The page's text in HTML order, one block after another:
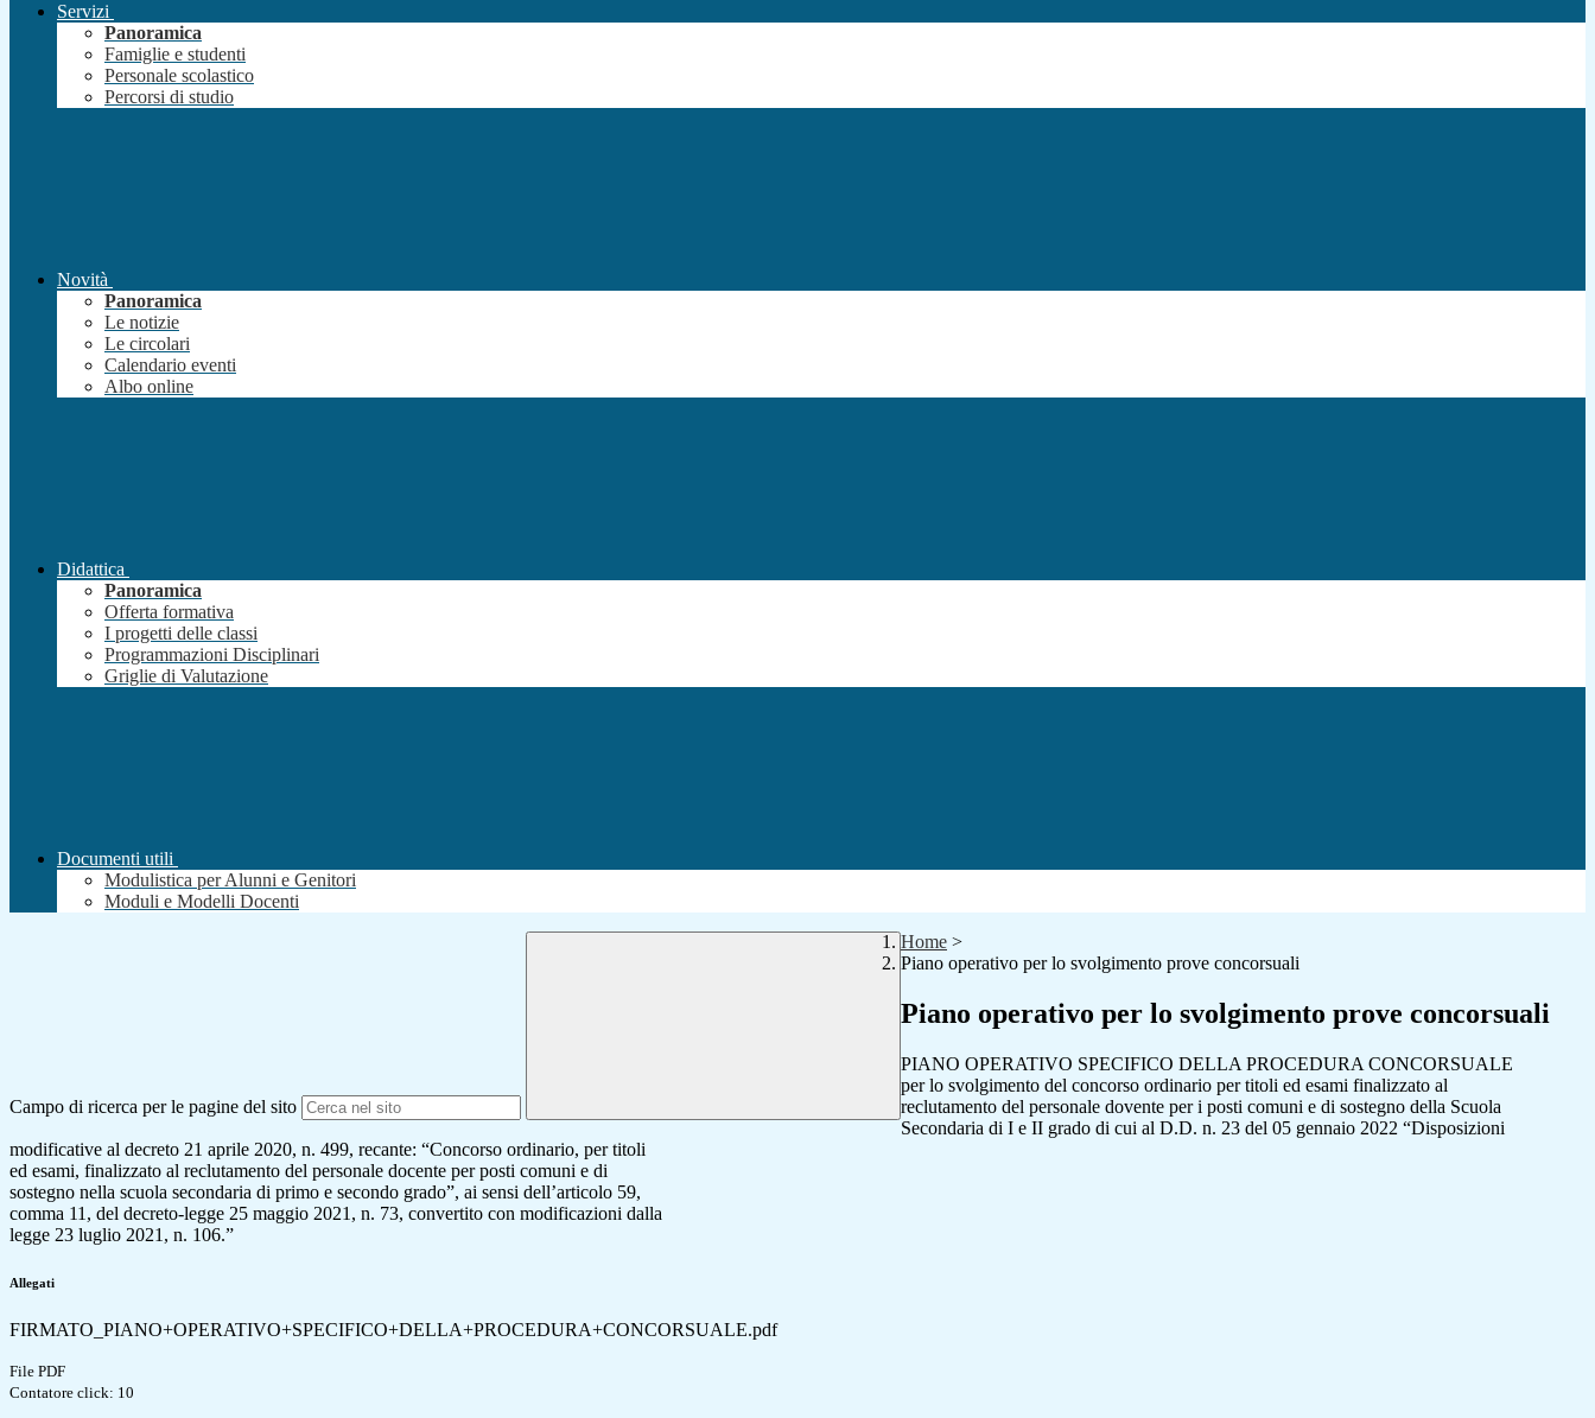
Servizi
Panoramica
Famiglie e studenti
Personale scolastico
Percorsi di studio
Novità
Panoramica
Le notizie
Le circolari
Calendario eventi
Albo online
Didattica
Panoramica
Offerta formativa
I progetti delle classi
Programmazioni Disciplinari
Griglie di Valutazione
Documenti utili
Modulistica per Alunni e Genitori
Moduli e Modelli Docenti
Campo di ricerca per le pagine del sito
Home >
Piano operativo per lo svolgimento prove concorsuali
Piano operativo per lo svolgimento prove concorsuali
PIANO OPERATIVO SPECIFICO DELLA PROCEDURA CONCORSUALE
per lo svolgimento del concorso ordinario per titoli ed esami finalizzato al
reclutamento del personale dovente per i posti comuni e di sostegno della Scuola
Secondaria di I e II grado di cui al D.D. n. 23 del 05 gennaio 2022 “Disposizioni
modificative al decreto 21 aprile 2020, n. 499, recante: “Concorso ordinario, per titoli
ed esami, finalizzato al reclutamento del personale docente per posti comuni e di
sostegno nella scuola secondaria di primo e secondo grado”, ai sensi dell’articolo 59,
comma 11, del decreto-legge 25 maggio 2021, n. 73, convertito con modificazioni dalla
legge 23 luglio 2021, n. 106.”
Allegati
FIRMATO_PIANO+OPERATIVO+SPECIFICO+DELLA+PROCEDURA+CONCORSUALE.pdf
File PDF
Contatore click: 10